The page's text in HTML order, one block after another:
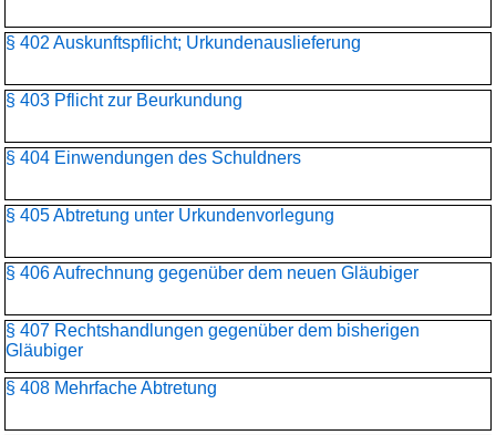
§ 402 Auskunftspflicht; Urkundenauslieferung
§ 403 Pflicht zur Beurkundung
§ 404 Einwendungen des Schuldners
§ 405 Abtretung unter Urkundenvorlegung
§ 406 Aufrechnung gegenüber dem neuen Gläubiger
§ 407 Rechtshandlungen gegenüber dem bisherigen
Gläubiger
§ 408 Mehrfache Abtretung